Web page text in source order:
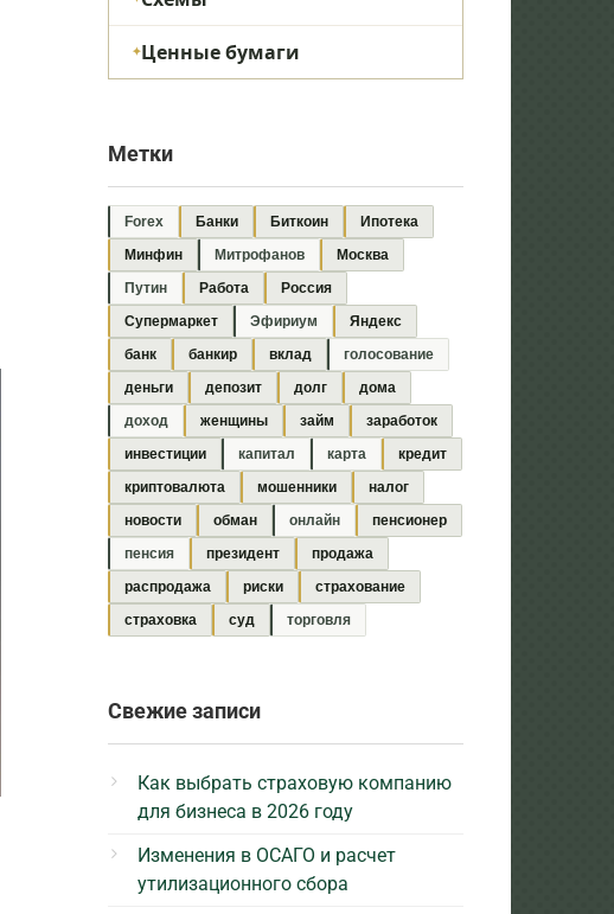
Ценные бумаги
Метки
Forex Банки Биткоин
Ипотека
Минфин
Митрофанов
Москва
Путин
Работа
Россия
Супермаркет
Эфириум
Яндекс
банк
банкир вклад
голосование
деньги
депозит долг
дома
доход
женщины займ
заработок
инвестиции
капитал карта
кредит
криптовалюта
мошенники
налог
новости
обман онлайн
пенсионер
пенсия
президент
продажа
распродажа
риски
страхование
страховка
суд торговля
Свежие записи
Как выбрать страховую компанию
для бизнеса в 2026 году
Изменения в ОСАГО и расчет
утилизационного сбора